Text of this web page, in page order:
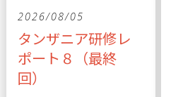
2026/08/05
タンザニア研修レ
ポート８（最終
回）